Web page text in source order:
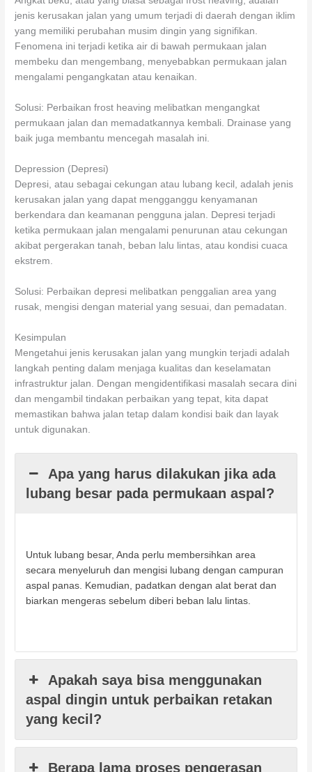
jenis kerusakan jalan yang umum terjadi di daerah dengan iklim
yang memiliki perubahan musim dingin yang signifikan.
Fenomena ini terjadi ketika air di bawah permukaan jalan
membeku dan mengembang, menyebabkan permukaan jalan
mengalami pengangkatan atau kenaikan.
Solusi: Perbaikan frost heaving melibatkan mengangkat
permukaan jalan dan memadatkannya kembali. Drainase yang
baik juga membantu mencegah masalah ini.
Depression (Depresi)
Depresi, atau sebagai cekungan atau lubang kecil, adalah jenis
kerusakan jalan yang dapat mengganggu kenyamanan
berkendara dan keamanan pengguna jalan. Depresi terjadi
ketika permukaan jalan mengalami penurunan atau cekungan
akibat pergerakan tanah, beban lalu lintas, atau kondisi cuaca
ekstrem.
Solusi: Perbaikan depresi melibatkan penggalian area yang
rusak, mengisi dengan material yang sesuai, dan pemadatan.
Kesimpulan
Mengetahui jenis kerusakan jalan yang mungkin terjadi adalah
langkah penting dalam menjaga kualitas dan keselamatan
infrastruktur jalan. Dengan mengidentifikasi masalah secara dini
dan mengambil tindakan perbaikan yang tepat, kita dapat
memastikan bahwa jalan tetap dalam kondisi baik dan layak
untuk digunakan.
Apa yang harus dilakukan jika ada
lubang besar pada permukaan aspal?
Untuk lubang besar, Anda perlu membersihkan area
secara menyeluruh dan mengisi lubang dengan campuran
aspal panas. Kemudian, padatkan dengan alat berat dan
biarkan mengeras sebelum diberi beban lalu lintas.
Apakah saya bisa menggunakan
aspal dingin untuk perbaikan retakan
yang kecil?
Berapa lama proses pengerasan